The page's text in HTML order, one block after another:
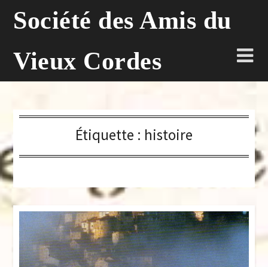
Société des Amis du
Vieux Cordes
Étiquette : histoire